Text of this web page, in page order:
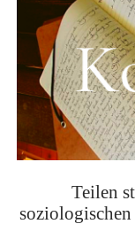
Teilen
soziologischen